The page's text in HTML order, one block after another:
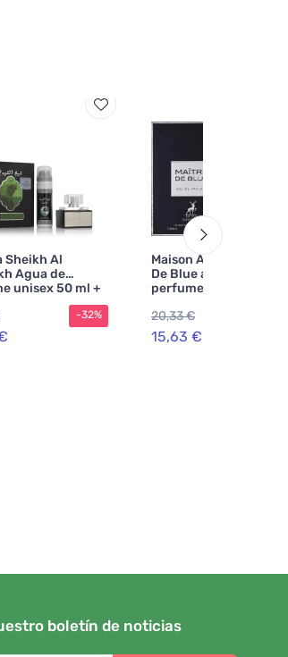
Sheikh Al
Agua de
unisex 50 ml +
-32%
Maison Alhambra
De Blue agua de
perfume para
20,33 €
15,63 €
boletín de noticias